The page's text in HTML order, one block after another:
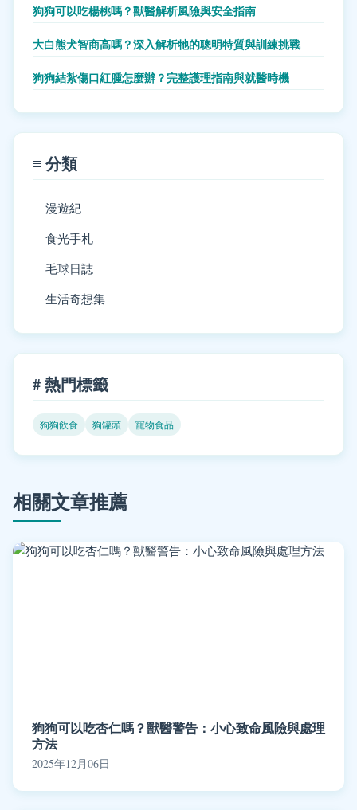
狗狗可以吃楊桃嗎？獸醫解析風險與安全指南
大白熊犬智商高嗎？深入解析牠的聰明特質與訓練挑戰
狗狗結紮傷口紅腫怎麼辦？完整護理指南與就醫時機
≡ 分類
漫遊紀
食光手札
毛球日誌
生活奇想集
# 熱門標籤
狗狗飲食 狗罐頭 寵物食品
相關文章推薦
狗狗可以吃杏仁嗎？獸醫警告：小心致命風險與處理
方法
2025年12月06日